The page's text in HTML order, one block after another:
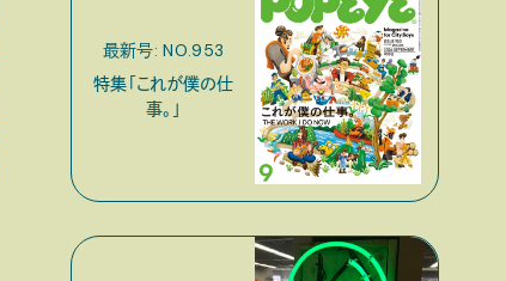
最新号: NO.953
特集「これが僕の仕
事。」